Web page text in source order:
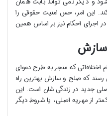
این امر، حس امنیت حقوقی را
اجرای احکام نیز بر اساس همین
اختلافاتی که منجر به طرح دعوای
رسند که صلح و سازش بهترین راه
جدید در زندگی شان است. این
از مهریه اصلی، یا شروط دیگر